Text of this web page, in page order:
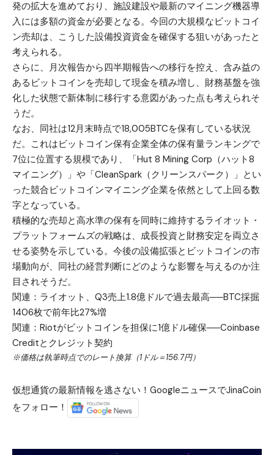
発の拡大を進めており、施設建設や最新のマイニング機器導
入には多額の資金が必要となる。今回の大規模なビットコイ
ン売却は、こうした設備投資資金を確保する狙いがあったと
考えられる。
さらに、月次報告から四半期報告への移行を控え、含み益の
あるビットコインを売却して現金を積み増し、財務基盤を強
化した状態で新体制に移行する意図があった点も考えられそ
うだ。
なお、同社は12月末時点で18,005BTCを保有している状況
だ。これはビットコイン保有企業全体の保有量ランキングで
7位に位置する規模であり、「Hut 8 Mining Corp（ハット8
マイニング）」や「CleanSpark（クリーンスパーク）」とい
った競合ビットコインマイニング企業を依然として上回る数
字となっている。
積極的な売却と高水準の保有を同時に維持するライオット・
プラットフォームズの戦略は、成長投資と財務安定を両立さ
せる姿勢を示している。今後の設備拡張とビットコインの市
場動向が、同社の経営判断にどのような影響を与えるのか注
目されそうだ。
関連： ライオット、Q3売上1.8億ドルで過去最高──BTC採掘
1406枚で前年比27%増
関連： Riotがビットコインを担保に1億ドル確保──Coinbase
Creditとクレジット契約
※価格は執筆時点でのレート換算（1ドル＝156.7円）
仮想通貨の最新情報を逃さない！GoogleニュースでJinaCoin
をフォロー！